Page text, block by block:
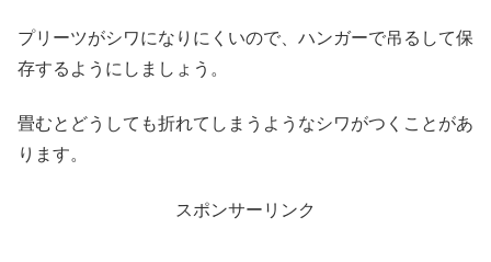
プリーツがシワになりにくいので、ハンガーで吊るして保
存するようにしましょう。
畳むとどうしても折れてしまうようなシワがつくことがあ
ります。
スポンサーリンク